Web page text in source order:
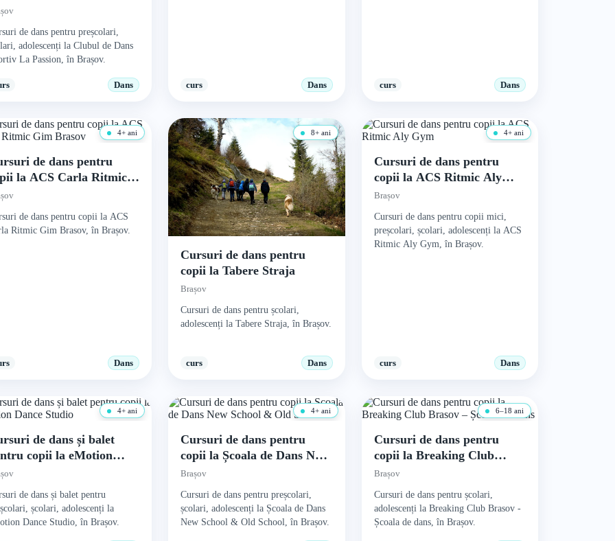
La Passion
de dans pentru preșcolari,
adolescenți la Clubul de Dans
La Passion, în Brașov.
Dans curs Dans curs Dans
4+ ani
de dans pentru
la ACS Carla Ritmic
Brasov
de dans pentru copii la ACS
Ritmic Gim Brasov, în Brașov.
Dans
8+ ani
Cursuri de dans pentru
copii la Tabere Straja
Brașov
Cursuri de dans pentru școlari,
adolescenți la Tabere Straja, în Brașov.
curs Dans
4+ ani
Cursuri de dans pentru
copii la ACS Ritmic Aly
Gym
Brașov
Cursuri de dans pentru copii mici,
preșcolari, școlari, adolescenți la ACS
Ritmic Aly Gym, în Brașov.
curs Dans
4+ ani
de dans și balet
copii la eMotion
Studio
de dans și balet pentru
școlari, adolescenți la
Dance Studio, în Brașov.
4+ ani
Cursuri de dans pentru
copii la Școala de Dans New
School & Old School
Brașov
Cursuri de dans pentru preșcolari,
școlari, adolescenți la Școala de Dans
New School & Old School, în Brașov.
6–18 ani
Cursuri de dans pentru
copii la Breaking Club
Brasov – Școala de dans
Brașov
Cursuri de dans pentru școlari,
adolescenți la Breaking Club Brasov -
Școala de dans, în Brașov.